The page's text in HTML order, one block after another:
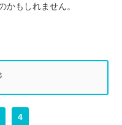
かもしれません。
4